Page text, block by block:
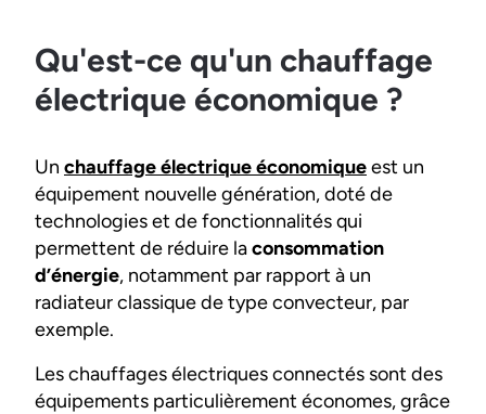
Qu'est-ce qu'un chauffage
électrique économique ?
Un chauffage électrique économiqueest un
équipement nouvelle génération, doté de
technologies et de fonctionnalités qui
permettent de réduire laconsommation
d’énergie, notamment par rapport à un
radiateur classique de type convecteur, par
exemple.
Les chauffages électriques connectés sont des
équipements particulièrement économes, grâce